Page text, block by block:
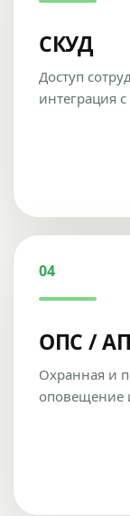
СКУД
Доступ
интеграция
04
ОПС /
Охранная и
оповещение